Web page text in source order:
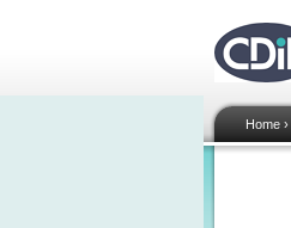
Home›